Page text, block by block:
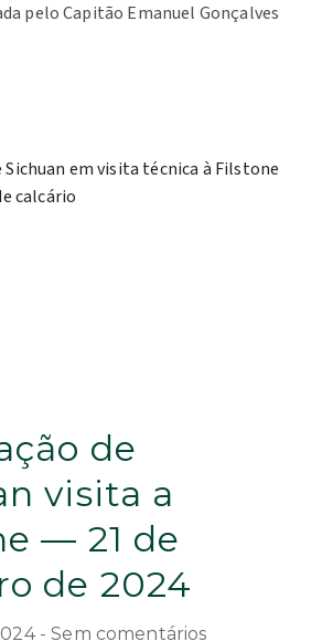
pelo Capitão Emanuel Gonçalves
de
visita a
— 21 de
de 2024
Sem comentários